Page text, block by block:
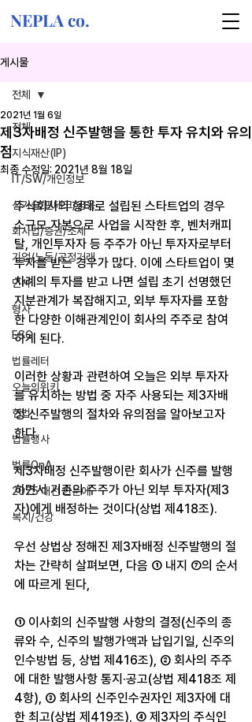
NEPLA co.
게시물
전체
지식재산(IP)
IT/SW/개인정보
신기술/핀테크/금융
회사법/증권/조세
기업/노동/공정거래
민사
형사
ESG
법률레터
오늘의위키
헌법
법률행사
법률QnA
2025 대선 한눈에
복지/건강
전체
제3자배정 신주발행을 통한 투자 유치와 유의
점
2021년 1월 6일
최종 수정일: 2021년 8월 18일
주식회사의 형태로 설립된 스타트업의 경우
소규모 자본으로 사업을 시작한 후, 벤처캐피
탈, 개인투자자 등 주주가 아닌 투자자로부터
투자를 받는 경우가 많다. 이에 스타트업이 몇
차례의 투자를 받고 나면 설립 초기 선명했던
지분관계가 복잡해지고, 외부 투자자를 포함
한 다양한 이해관계인이 회사의 주주로 참여
하게 된다.
이러한 상황과 관련하여 오늘은 외부 투자자
를 유치하는 방법 중 자주 사용되는 제3자배
정 신주발행의 절차와 유의점을 알아보고자
한다.
제3자배정 신주발행이란 회사가 신주를 발행
하면서 기존의 주주가 아닌 외부 투자자(제3
자)에게 배정하는 것이다(상법 제418조).
우선 상법상 정해진 제3자배정 신주발행의 절
차는 간략히 살펴보면, 다음 ① 내지 ⑦의 순서
에 따르게 된다,
① 이사회의 신주발행 사항의 결정(신주의 종
류와 수, 신주의 발행가액과 납입기일, 신주의
인수방법 등, 상법 제416조), ② 회사의 주주
에 대한 발행사항 통지·공고(상법 제418조 제
4항), ③ 회사의 신주인수권자인 제3자에 대
한 최고(상법 제419조), ④ 제3자의 주식인